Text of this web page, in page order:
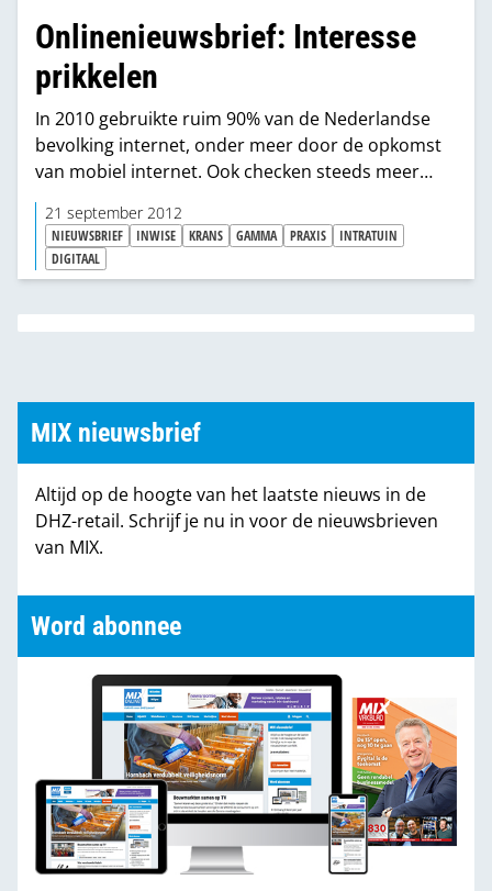
Onlinenieuwsbrief: Interesse
prikkelen
In 2010 gebruikte ruim 90% van de Nederlandse
bevolking internet, onder meer door de opkomst
van mobiel internet. Ook checken steeds meer
mensen hun mail op hun smartphone. Ideaal voor
(retail)bedrijven om met nieuwsbrieven aandacht
te vragen voor hun productassortiment. “Stem je
nieuwsbrief af op de doelgroep.”
21 september 2012
NIEUWSBRIEF INWISE KRANS GAMMA PRAXIS
INTRATUIN
DIGITAAL
MIX nieuwsbrief
Altijd op de hoogte van het laatste nieuws in de
DHZ-retail. Schrijf je nu in voor de nieuwsbrieven
van MIX.
Word abonnee